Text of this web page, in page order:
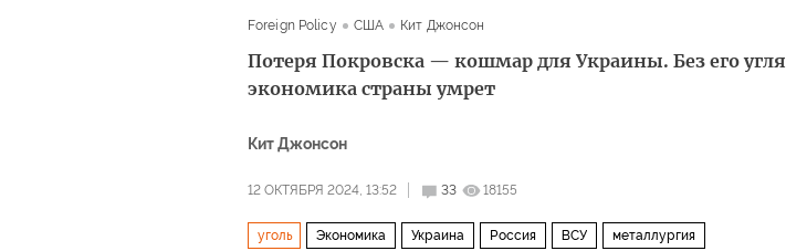
Foreign Policy США Кит Джонсон
Потеря Покровска — кошмар для Украины. Без его угля
экономика страны умрет
Кит Джонсон
12 ОКТЯБРЯ 2024, 13:52 33 18155
уголь Экономика Украина Россия ВСУ металлургия